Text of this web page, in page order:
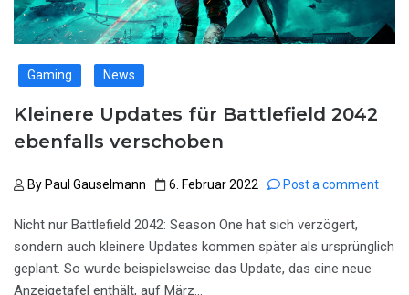
Gaming News
Kleinere Updates für Battlefield 2042
ebenfalls verschoben
By Paul Gauselmann 6. Februar 2022 Post a comment
Nicht nur Battlefield 2042: Season One hat sich verzögert,
sondern auch kleinere Updates kommen später als ursprünglich
geplant. So wurde beispielsweise das Update, das eine neue
Anzeigetafel enthält, auf März…